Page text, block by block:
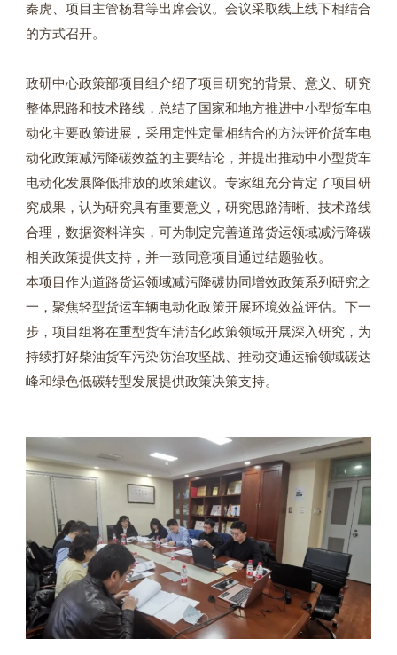
秦虎、项目主管杨君等出席会议。会议采取线上线下相结合
的方式召开。
政研中心政策部项目组介绍了项目研究的背景、意义、研究
整体思路和技术路线，总结了国家和地方推进中小型货车电
动化主要政策进展，采用定性定量相结合的方法评价货车电
动化政策减污降碳效益的主要结论，并提出推动中小型货车
电动化发展降低排放的政策建议。专家组充分肯定了项目研
究成果，认为研究具有重要意义，研究思路清晰、技术路线
合理，数据资料详实，可为制定完善道路货运领域减污降碳
相关政策提供支持，并一致同意项目通过结题验收。
本项目作为道路货运领域减污降碳协同增效政策系列研究之
一，聚焦轻型货运车辆电动化政策开展环境效益评估。下一
步，项目组将在重型货车清洁化政策领域开展深入研究，为
持续打好柴油货车污染防治攻坚战、推动交通运输领域碳达
峰和绿色低碳转型发展提供政策决策支持。